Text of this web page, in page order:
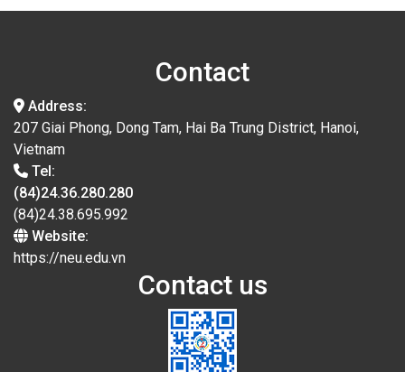
Contact
Address:
207 Giai Phong, Dong Tam, Hai Ba Trung District, Hanoi,
Vietnam
Tel:
(84)24.36.280.280
(84)24.38.695.992
Website:
https://neu.edu.vn
Contact us